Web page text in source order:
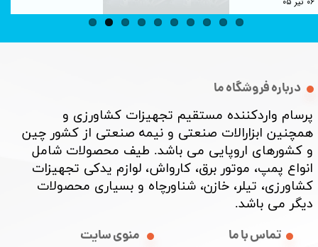
درباره فروشگاه ما
پرسام واردکننده مستقیم تجهیزات کشاورزی و
همچنین ابزارالات صنعتی و نیمه صنعتی از کشور چین
و کشورهای اروپایی می باشد. طیف محصولات شامل
انواع پمپ، موتور برق، کارواش، لوازم یدکی تجهیزات
کشاورزی، تیلر، خازن، شناورچاه و بسیاری محصولات
دیگر می باشد. ​​​​​​​
منوی سایت تماس با ما